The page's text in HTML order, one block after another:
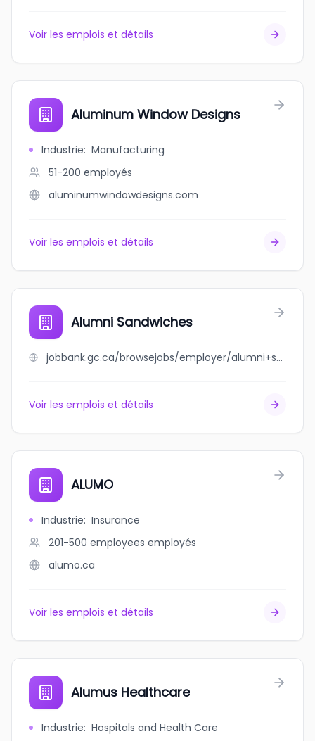
Voir les emplois et détails
Aluminum Window Designs
Industrie: Manufacturing
51-200 employés
aluminumwindowdesigns.com
Voir les emplois et détails
Alumni Sandwiches
jobbank.gc.ca/browsejobs/employer/alumni+sandwiches/ca
Voir les emplois et détails
ALUMO
Industrie: Insurance
201-500 employees employés
alumo.ca
Voir les emplois et détails
Alumus Healthcare
Industrie: Hospitals and Health Care